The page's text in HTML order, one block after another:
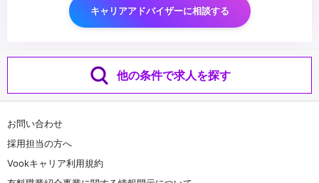
影/CG/MA）との折衝経験
・スピード感もって取り組める方
・論理的思考+創造的思考で課題に取り組める方
・自ら考え、顧客にとって最適なアクションを考えられる方
・GA VALUESに共感できる方
キャリアアドバイザーに相談する
他の条件で求人を探す
お問い合わせ
採用担当の方へ
Vookキャリア利用規約